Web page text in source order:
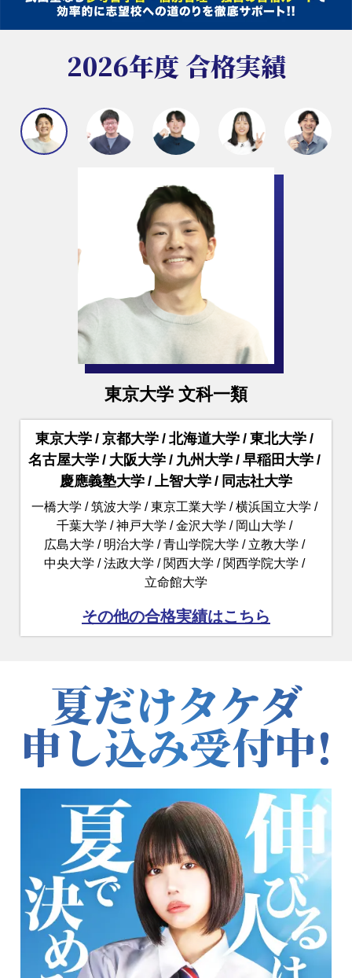
2026年度 合格実績
東京大学 文科一類
東京大学 京都大学 北海道大学
東北大学
名古屋大学
大阪大学 九州大学
早稲田大学
慶應義塾大学
上智大学 同志社大学
一橋大学 筑波大学 東京工業大学
横浜国立大学
千葉大学
神戸大学 金沢大学
岡山大学
広島大学
明治大学 青山学院大学
立教大学
中央大学
法政大学 関西大学
関西学院大学
立命館大学
その他の合格実績はこちら
夏だけタケダ
申し込み受付中!